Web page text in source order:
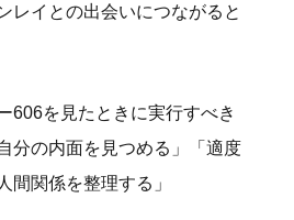
レイとの出会いにつながると
606を見たときに実行すべき
分の内面を見つめる」「適度
間関係を整理する」